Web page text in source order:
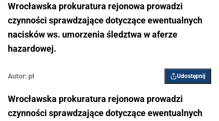
Wrocławska prokuratura rejonowa prowadzi
czynności sprawdzające dotyczące ewentualnych
nacisków ws. umorzenia śledztwa w aferze
hazardowej.
Autor: pł Udostępnij
Wrocławska prokuratura rejonowa prowadzi
czynności sprawdzające dotyczące ewentualnych